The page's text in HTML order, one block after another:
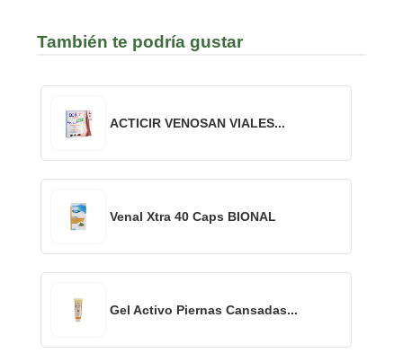
También te podría gustar
ACTICIR VENOSAN VIALES...
Venal Xtra 40 Caps BIONAL
Gel Activo Piernas Cansadas...